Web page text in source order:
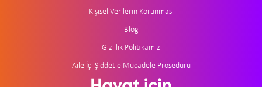
Kişisel Verilerin Korunması
Blog
Gizlilik Politikamız
Aile İçi Şiddetle Mücadele Prosedürü